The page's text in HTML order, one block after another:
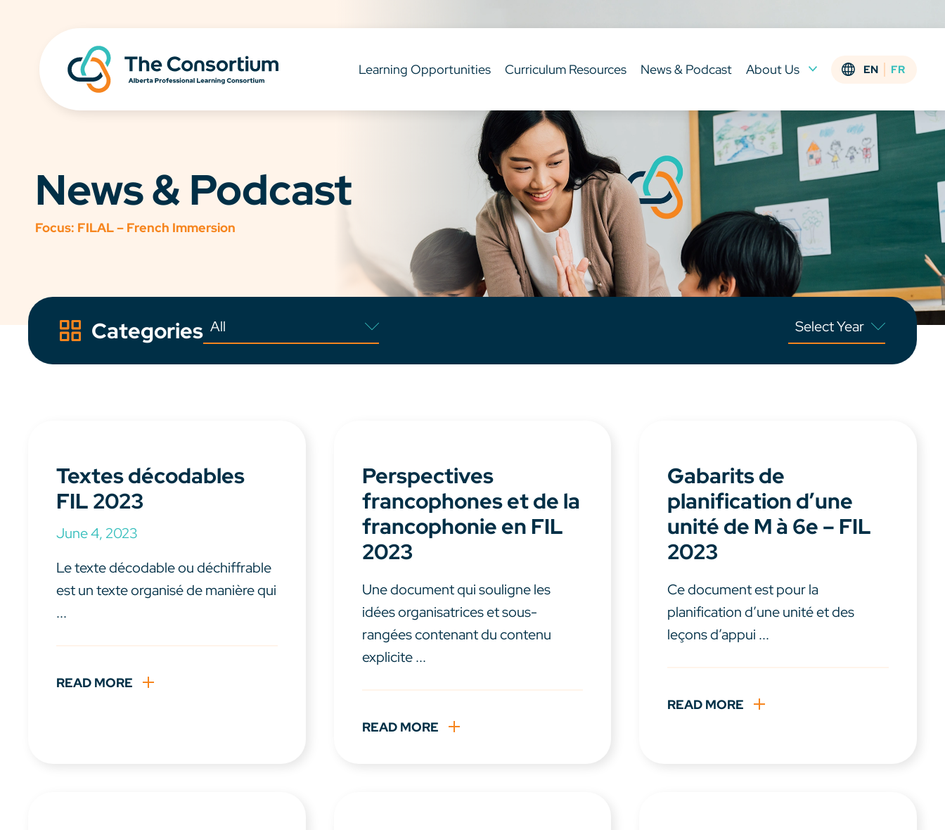
Learning Opportunities Curriculum Resources News & Podcast About Us EN FR
News & Podcast
Focus: FILAL – French Immersion
Categories
Textes décodables
FIL 2023
June 4, 2023
Le texte décodable ou déchiffrable
est un texte organisé de manière qui
...
READ MORE
Perspectives
francophones et de la
francophonie en FIL
2023
Une document qui souligne les
idées organisatrices et sous-
rangées contenant du contenu
explicite ...
READ MORE
Gabarits de
planification d’une
unité de M à 6e – FIL
2023
Ce document est pour la
planification d’une unité et des
leçons d’appui ...
READ MORE